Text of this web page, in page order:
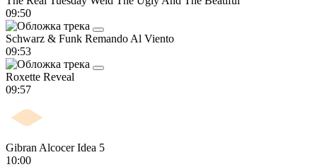
09:50
Schwarz & Funk Remando Al Viento
09:53
Roxette Reveal
09:57
Gibran AlcocerIdea 5
10:00